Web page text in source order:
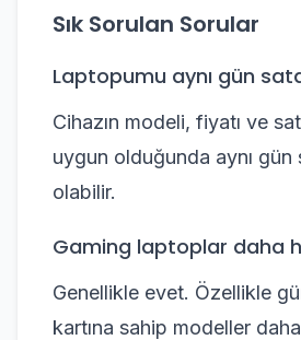
Sık Sorulan Sorular
Laptopumu aynı gün
Cihazın modeli, fiyatı ve
uygun olduğunda aynı gün
olabilir.
Gaming laptoplar daha
Genellikle evet. Özellikle
kartına sahip modeller